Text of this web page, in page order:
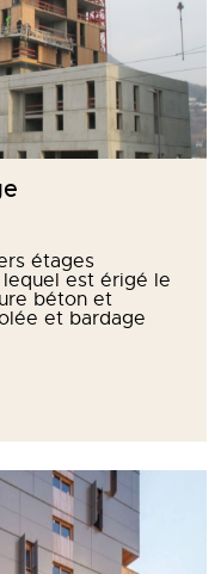
étages
est érigé le
béton et
et bardage